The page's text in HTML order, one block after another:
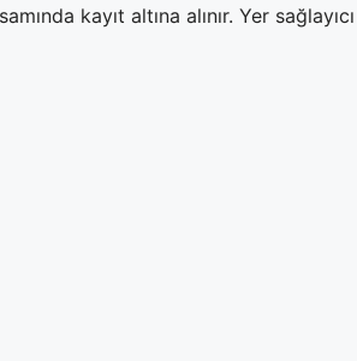
kayıt altına alınır. Yer